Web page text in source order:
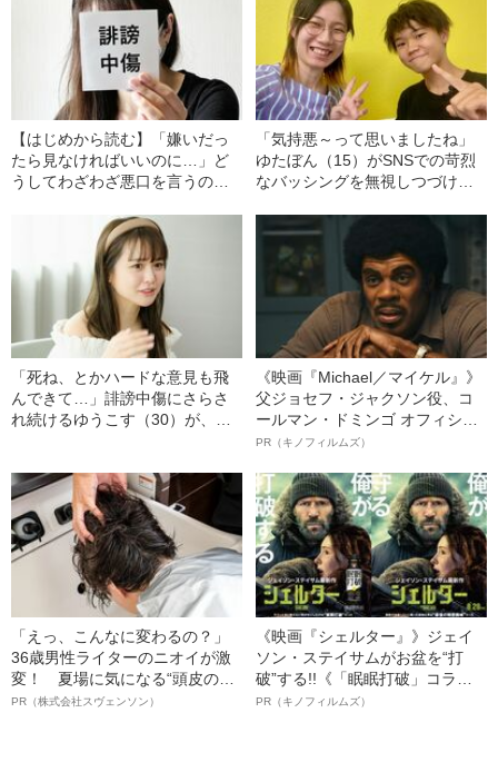
【はじめから読む】「嫌いだっ
たら見なければいいのに…」ど
うしてわざわざ悪口を言うの
チ”の意外な心理
「気持悪～って思いましたね」
ゆたぼん（15）がSNSでの苛烈
なバッシングを無視しつづけら
「死ね、とかハードな意見も飛
んできて…」誹謗中傷にさらさ
れ続けるゆうこす（30）が、そ
《映画『Michael／マイケル』》
父ジョセフ・ジャクソン役、コ
ールマン・ドミンゴ オフィシャ
ルインタビュー“観客を魅了した
語る”《日本興収70億円突破》
PR（キノフィルムズ）
「えっ、こんなに変わるの？」
36歳男性ライターのニオイが激
変！ 夏場に気になる“頭皮のニ
オイ”や“ベタつき”を解消す
PR（株式会社スヴェンソン）
《映画『シェルター』》ジェイ
ソン・ステイサムがお盆を“打
破”する!!《「眠眠打破」コラ
ボ》
PR（キノフィルムズ）